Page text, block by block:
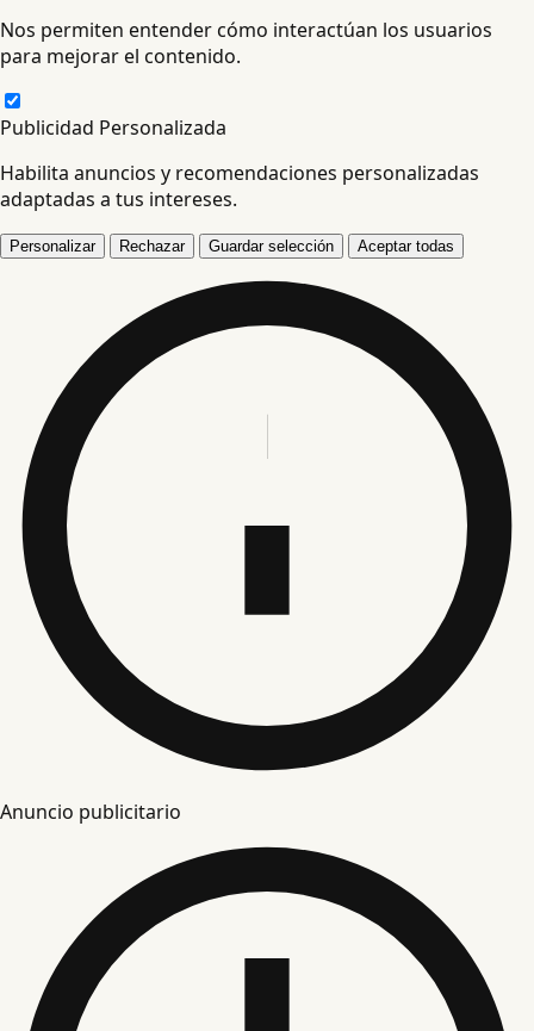
Nos permiten entender cómo interactúan los usuarios
para mejorar el contenido.
Publicidad Personalizada
Habilita anuncios y recomendaciones personalizadas
adaptadas a tus intereses.
Personalizar Rechazar Guardar selección Aceptar todas
Anuncio publicitario